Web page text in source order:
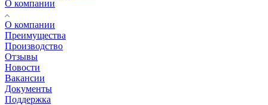
О компании
О компании
Преимущества
Производство
Отзывы
Новости
Вакансии
Документы
Поддержка